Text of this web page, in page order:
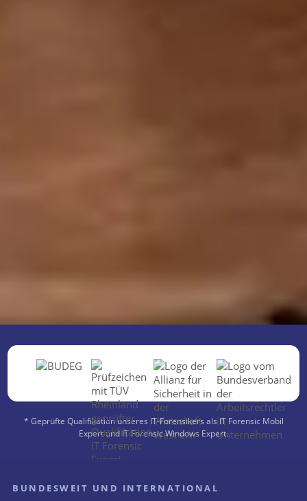
*
* Geprüfte Qualifikation unseres IT-Forensikers als IT Forensic Mobil
Expert und IT Forensic Windows Expert.
BUNDESWEIT UND INTERNATIONAL